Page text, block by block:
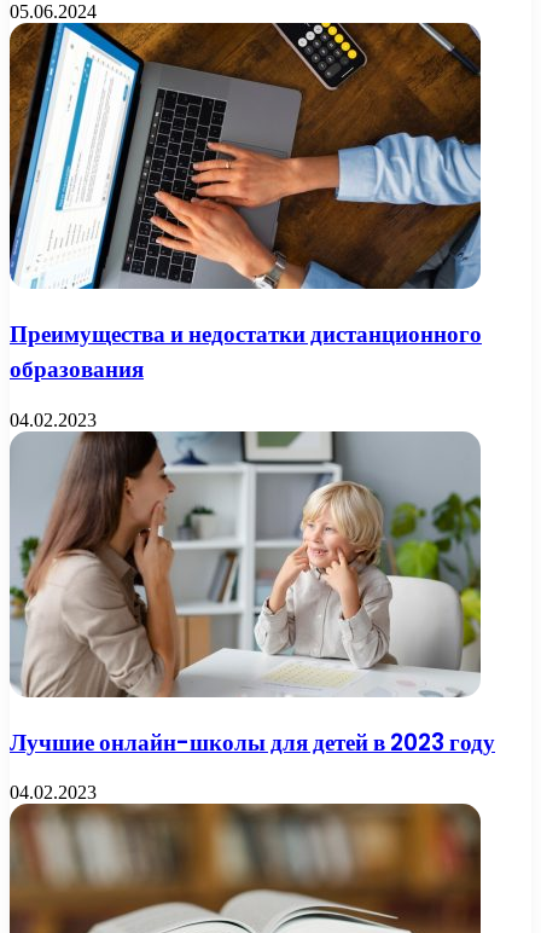
05.06.2024
Преимущества и недостатки дистанционного
образования
04.02.2023
Лучшие онлайн-школы для детей в 2023 году
04.02.2023